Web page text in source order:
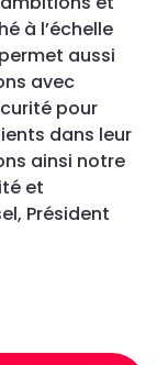
à l’échelle
aussi
avec
pour
dans leur
ainsi notre
et
Président